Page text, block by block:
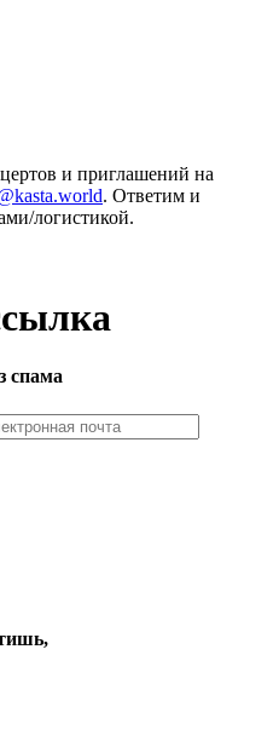
и приглашений на
. Ответим и
логистикой.
спама